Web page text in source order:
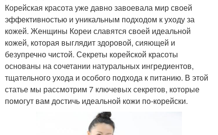
Корейская красота уже давно завоевала мир своей
эффективностью и уникальным подходом к уходу за
кожей. Женщины Кореи славятся своей идеальной
кожей, которая выглядит здоровой, сияющей и
безупречно чистой. Секреты корейской красоты
основаны на сочетании натуральных ингредиентов,
тщательного ухода и особого подхода к питанию. В этой
статье мы рассмотрим 7 ключевых секретов, которые
помогут вам достичь идеальной кожи по-корейски.